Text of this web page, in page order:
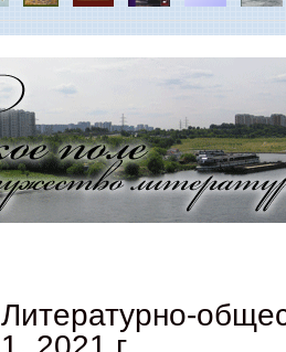
Литературно-